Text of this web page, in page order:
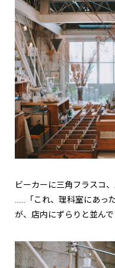
ビーカーに三角フラスコ
……「これ、理科室にあっ
が、店内にずらりと並んで